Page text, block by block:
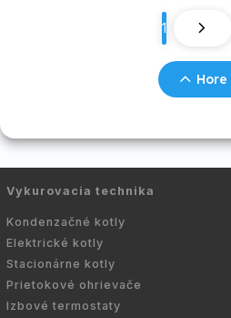
1
Hore
Vykurovacia technika
Kondenzačné kotly
Elektrické kotly
Stacionárne kotly
Prietokové ohrievače
Izbové termostaty